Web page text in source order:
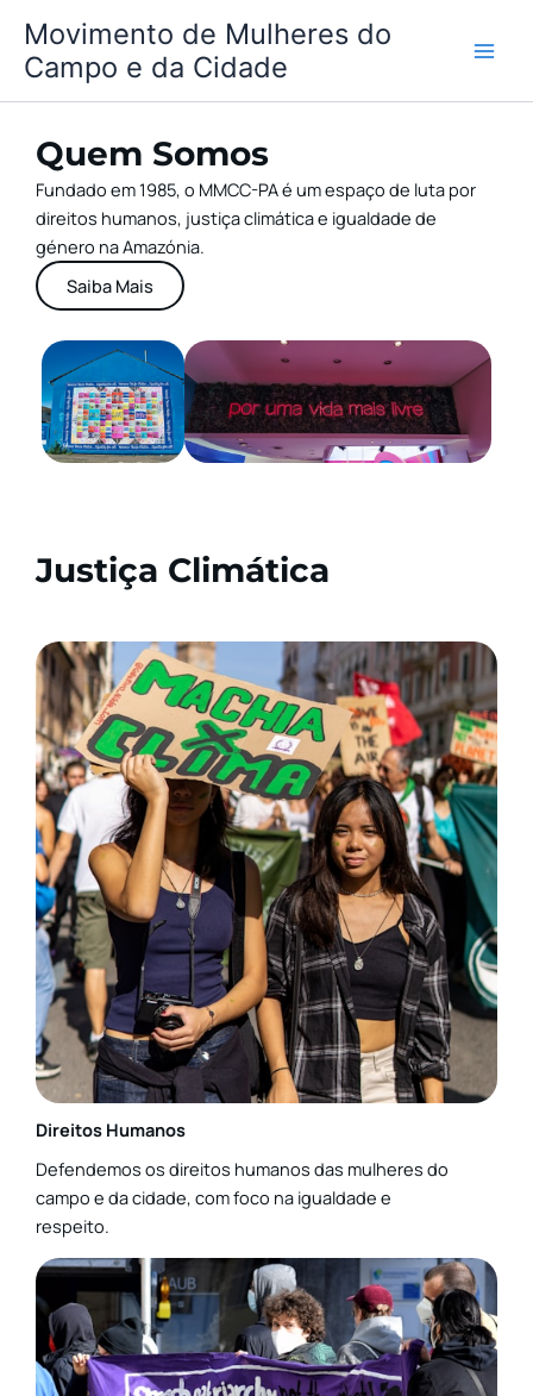
content
Movimento de Mulheres do
Campo e da Cidade
Quem Somos
Fundado em 1985, o MMCC-PA é um espaço de luta por
direitos humanos, justiça climática e igualdade de
género na Amazónia.
Saiba Mais
Justiça Climática
Direitos Humanos
Defendemos os direitos humanos das mulheres do
campo e da cidade, com foco na igualdade e
respeito.